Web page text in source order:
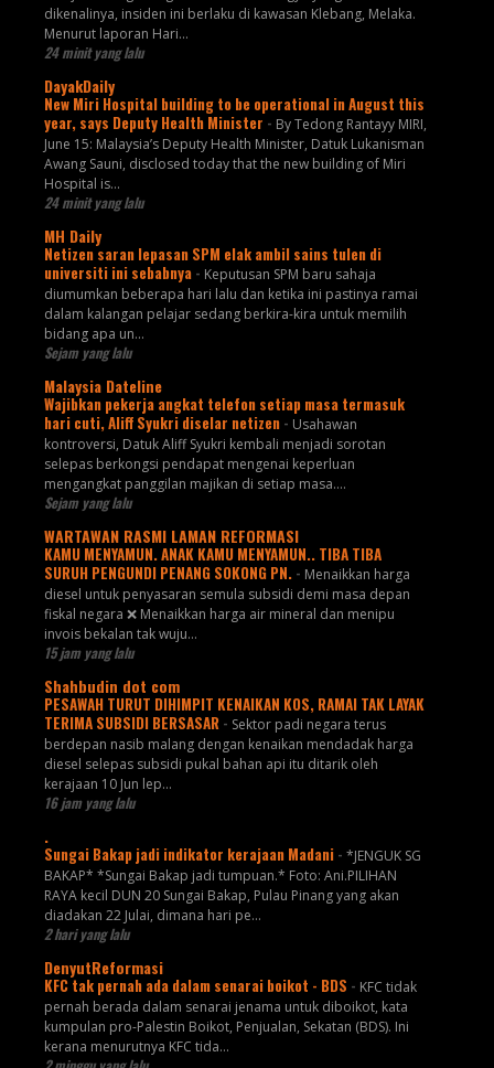
dikenalinya, insiden ini berlaku di kawasan Klebang, Melaka.
Menurut laporan Hari...
24 minit yang lalu
DayakDaily
New Miri Hospital building to be operational in August this
year, says Deputy Health Minister - By Tedong Rantayy MIRI,
June 15: Malaysia’s Deputy Health Minister, Datuk Lukanisman
Awang Sauni, disclosed today that the new building of Miri
Hospital is...
24 minit yang lalu
MH Daily
Netizen saran lepasan SPM elak ambil sains tulen di
universiti ini sebabnya - Keputusan SPM baru sahaja
diumumkan beberapa hari lalu dan ketika ini pastinya ramai
dalam kalangan pelajar sedang berkira-kira untuk memilih
bidang apa un...
Sejam yang lalu
Malaysia Dateline
Wajibkan pekerja angkat telefon setiap masa termasuk
hari cuti, Aliff Syukri diselar netizen - Usahawan
kontroversi, Datuk Aliff Syukri kembali menjadi sorotan
selepas berkongsi pendapat mengenai keperluan
mengangkat panggilan majikan di setiap masa....
Sejam yang lalu
WARTAWAN RASMI LAMAN REFORMASI
KAMU MENYAMUN. ANAK KAMU MENYAMUN.. TIBA TIBA
SURUH PENGUNDI PENANG SOKONG PN. - Menaikkan harga
diesel untuk penyasaran semula subsidi demi masa depan
fiskal negara ❌ Menaikkan harga air mineral dan menipu
invois bekalan tak wuju...
15 jam yang lalu
Shahbudin dot com
PESAWAH TURUT DIHIMPIT KENAIKAN KOS, RAMAI TAK LAYAK
TERIMA SUBSIDI BERSASAR - Sektor padi negara terus
berdepan nasib malang dengan kenaikan mendadak harga
diesel selepas subsidi pukal bahan api itu ditarik oleh
kerajaan 10 Jun lep...
16 jam yang lalu
.
Sungai Bakap jadi indikator kerajaan Madani - *JENGUK SG
BAKAP* *Sungai Bakap jadi tumpuan.* Foto: Ani.PILIHAN
RAYA kecil DUN 20 Sungai Bakap, Pulau Pinang yang akan
diadakan 22 Julai, dimana hari pe...
2 hari yang lalu
DenyutReformasi
KFC tak pernah ada dalam senarai boikot - BDS - KFC tidak
pernah berada dalam senarai jenama untuk diboikot, kata
kumpulan pro-Palestin Boikot, Penjualan, Sekatan (BDS). Ini
kerana menurutnya KFC tida...